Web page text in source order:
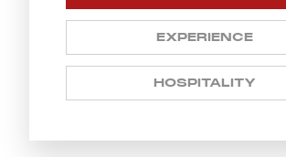
EXPERIENCE
HOSPITALITY